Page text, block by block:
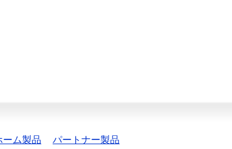
ーム製品 パートナー製品